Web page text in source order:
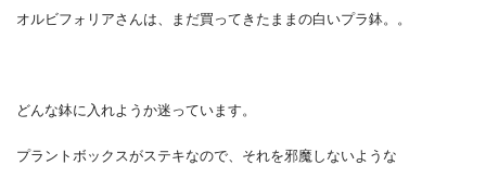
オルビフォリアさんは、まだ買ってきたままの白いプラ鉢。。
どんな鉢に入れようか迷っています。
プラントボックスがステキなので、それを邪魔しないような